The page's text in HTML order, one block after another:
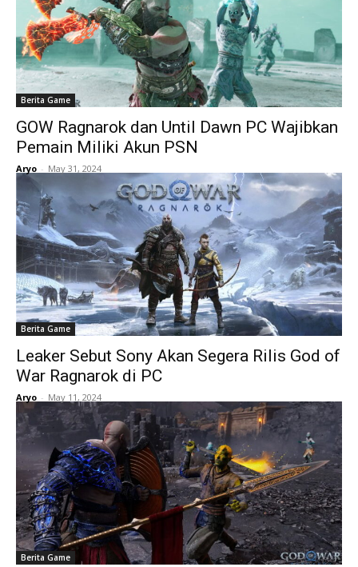
Berita Game
GOW Ragnarok dan Until Dawn PC Wajibkan
Pemain Miliki Akun PSN
Aryo - May 31, 2024
Berita Game
Leaker Sebut Sony Akan Segera Rilis God of
War Ragnarok di PC
Aryo - May 11, 2024
Berita Game